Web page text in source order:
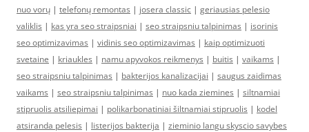
nuo vorų | telefonų remontas | josera classic | geriausias pelesio
valiklis | kas yra seo straipsniai | seo straipsniu talpinimas | isorinis
seo optimizavimas | vidinis seo optimizavimas | kaip optimizuoti
svetaine | kriaukles | namu apyvokos reikmenys | buitis | vaikams |
seo straipsniu talpinimas | bakterijos kanalizacijai | saugus zaidimas
vaikams | seo straipsniu talpinimas | nuo kada ziemines | siltnamiai
stipruolis atsiliepimai | polikarbonatiniai šiltnamiai stipruolis | kodel
atsiranda pelesis | listerijos bakterija | zieminio langu skyscio savybes